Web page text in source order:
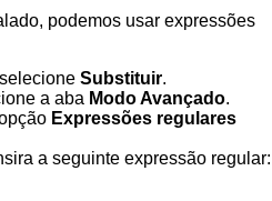
podemos usar expressões
Substituir.
a aba Modo Avançado.
Expressões regulares
a seguinte expressão regular: